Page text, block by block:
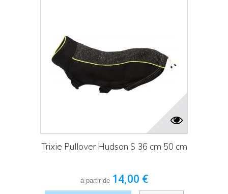
Trixie Pullover Hudson S 36 cm 50 cm
à partir de 14,00 €